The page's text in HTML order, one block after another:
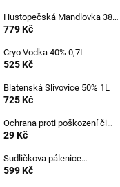
Hustopečská Mandlovka 38%
1L
779 Kč
Cryo Vodka 40% 0,7L
525 Kč
Blatenská Slivovice 50% 1L
725 Kč
Ochrana proti poškození či
ztrátě
29 Kč
Sudličkova pálenice
Ořechovka 30% 0,7L
599 Kč